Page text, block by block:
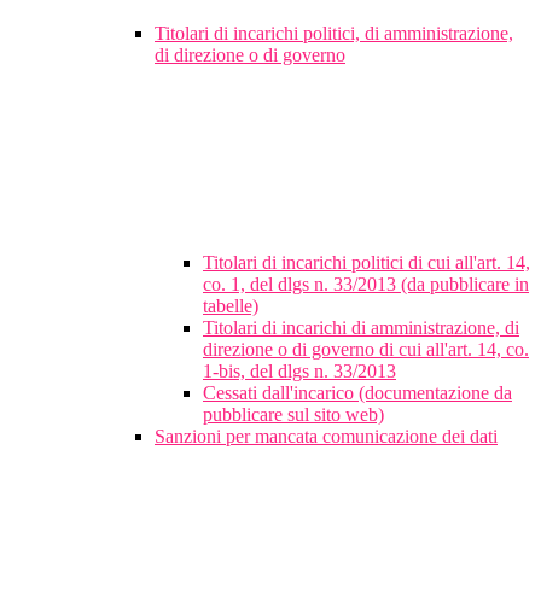
Titolari di incarichi politici, di amministrazione,
di direzione o di governo
Titolari di incarichi politici di cui all'art. 14,
co. 1, del dlgs n. 33/2013 (da pubblicare in
tabelle)
Titolari di incarichi di amministrazione, di
direzione o di governo di cui all'art. 14, co.
1-bis, del dlgs n. 33/2013
Cessati dall'incarico (documentazione da
pubblicare sul sito web)
Sanzioni per mancata comunicazione dei dati